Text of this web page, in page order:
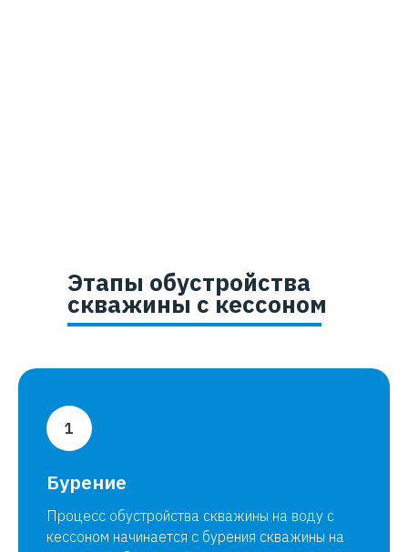
Этапы обустройства
скважины с кессоном
Бурение
Процесс обустройства скважины на воду с
кессоном начинается с бурения скважины на